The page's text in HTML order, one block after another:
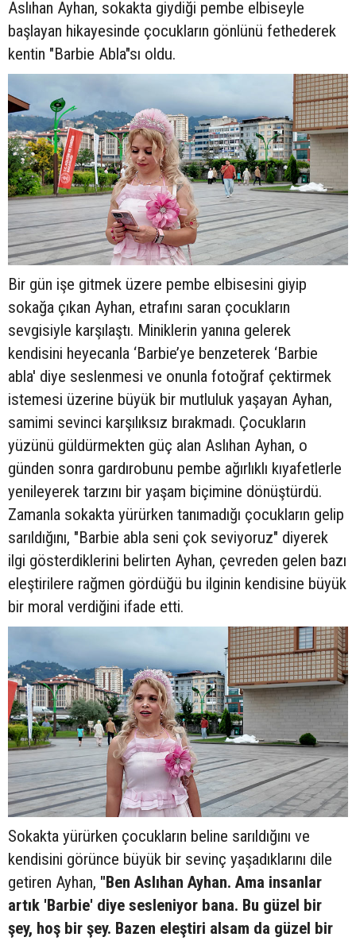
Aslıhan Ayhan, sokakta giydiği pembe elbiseyle
başlayan hikayesinde çocukların gönlünü fethederek
kentin "Barbie Abla"sı oldu.
Bir gün işe gitmek üzere pembe elbisesini giyip
sokağa çıkan Ayhan, etrafını saran çocukların
sevgisiyle karşılaştı. Miniklerin yanına gelerek
kendisini heyecanla ‘Barbie’ye benzeterek ‘Barbie
abla' diye seslenmesi ve onunla fotoğraf çektirmek
istemesi üzerine büyük bir mutluluk yaşayan Ayhan,
samimi sevinci karşılıksız bırakmadı. Çocukların
yüzünü güldürmekten güç alan Aslıhan Ayhan, o
günden sonra gardırobunu pembe ağırlıklı kıyafetlerle
yenileyerek tarzını bir yaşam biçimine dönüştürdü.
Zamanla sokakta yürürken tanımadığı çocukların gelip
sarıldığını, "Barbie abla seni çok seviyoruz" diyerek
ilgi gösterdiklerini belirten Ayhan, çevreden gelen bazı
eleştirilere rağmen gördüğü bu ilginin kendisine büyük
bir moral verdiğini ifade etti.
Sokakta yürürken çocukların beline sarıldığını ve
kendisini görünce büyük bir sevinç yaşadıklarını dile
getiren Ayhan, "Ben Aslıhan Ayhan. Ama insanlar
artık 'Barbie' diye sesleniyor bana. Bu güzel bir
şey, hoş bir şey. Bazen eleştiri alsam da güzel bir